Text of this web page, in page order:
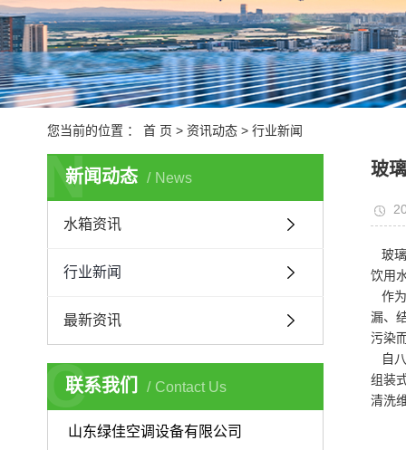
您当前的位置 ： 首 页 > 资讯动态 > 行业新闻
新闻动态 News
N
水箱资讯
行业新闻
最新资讯
联系我们 Contact Us
C
山东绿佳空调设备有限公司
玻
玻璃
饮用
作为
漏、
污染
自
组装
清洗